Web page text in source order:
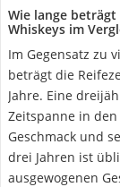
Wie lange beträgt
Whiskeys im
Im Gegensatz zu
beträgt die
Jahre. Eine
Zeitspanne in
Geschmack und
drei Jahren ist
ausgewogenen